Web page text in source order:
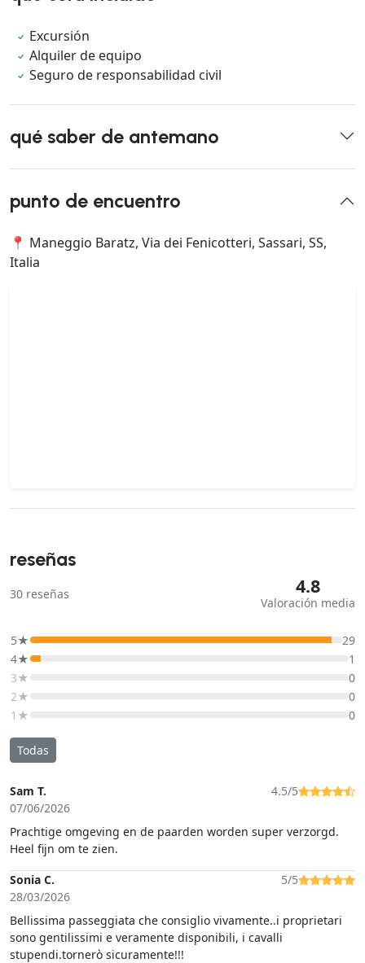
Excursión
Alquiler de equipo
Seguro de responsabilidad civil
qué saber de antemano
punto de encuentro
📍 Maneggio Baratz, Via dei Fenicotteri, Sassari, SS,
Italia
reseñas
30 reseñas 4.8
Valoración media
5★
29
4★
1
3★
0
2★
0
1★
0
Todas
Sam T.
07/06/2026
4.5/5
Prachtige omgeving en de paarden worden super verzorgd.
Heel fijn om te zien.
Sonia C.
28/03/2026
5/5
Bellissima passeggiata che consiglio vivamente..i proprietari
sono gentilissimi e veramente disponibili, i cavalli
stupendi.tornerò sicuramente!!!